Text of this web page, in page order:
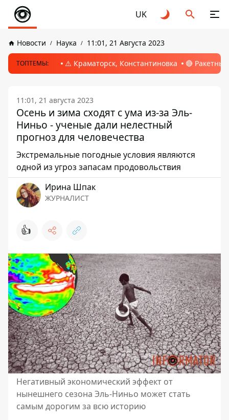
UK
Новости Наука 11:01, 21 Августа 2023
ТОПТЕМЫ: ⚠️ Краматорск, Константиновка 🔴
11:01, 21 августа 2023
Осень и зима сходят с ума из-за Эль-
Ниньо - ученые дали нелестный
прогноз для человечества
Экстремальные погодные условия являются
одной из угроз запасам продовольствия
Ирина Шпак
ЖУРНАЛИСТ
👍
Негативный экономический эффект от
нынешнего сезона Эль-Ниньо может стать
самым дорогим за всю историю